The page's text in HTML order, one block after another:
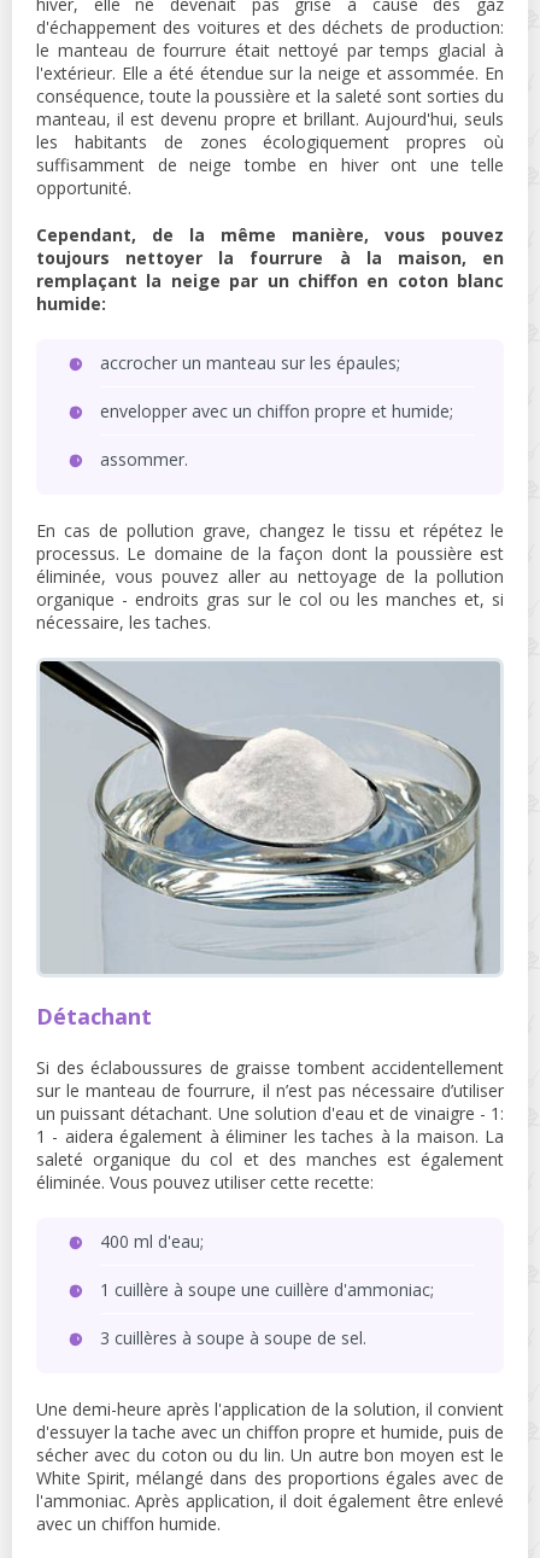
d'échappement des voitures et des déchets de production:
le manteau de fourrure était nettoyé par temps glacial à
l'extérieur. Elle a été étendue sur la neige et assommée. En
conséquence, toute la poussière et la saleté sont sorties du
manteau, il est devenu propre et brillant. Aujourd'hui, seuls
les habitants de zones écologiquement propres où
suffisamment de neige tombe en hiver ont une telle
opportunité.
Cependant, de la même manière, vous pouvez
toujours nettoyer la fourrure à la maison, en
remplaçant la neige par un chiffon en coton blanc
humide:
accrocher un manteau sur les épaules;
envelopper avec un chiffon propre et humide;
assommer.
En cas de pollution grave, changez le tissu et répétez le
processus. Le domaine de la façon dont la poussière est
éliminée, vous pouvez aller au nettoyage de la pollution
organique - endroits gras sur le col ou les manches et, si
nécessaire, les taches.
Détachant
Si des éclaboussures de graisse tombent accidentellement
sur le manteau de fourrure, il n’est pas nécessaire d’utiliser
un puissant détachant. Une solution d'eau et de vinaigre - 1:
1 - aidera également à éliminer les taches à la maison. La
saleté organique du col et des manches est également
éliminée. Vous pouvez utiliser cette recette:
400 ml d'eau;
1 cuillère à soupe une cuillère d'ammoniac;
3 cuillères à soupe à soupe de sel.
Une demi-heure après l'application de la solution, il convient
d'essuyer la tache avec un chiffon propre et humide, puis de
sécher avec du coton ou du lin. Un autre bon moyen est le
White Spirit, mélangé dans des proportions égales avec de
l'ammoniac. Après application, il doit également être enlevé
avec un chiffon humide.